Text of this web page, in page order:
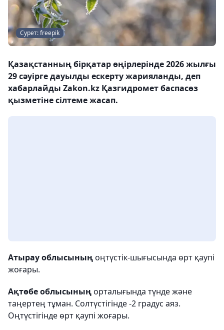
Сурет: freepik
Қазақстанның бірқатар өңірлерінде 2026 жылғы
29 сәуірге дауылды ескерту жарияланды, деп
хабарлайды Zakon.kz Қазгидромет баспасөз
қызметіне сілтеме жасап.
Атырау облысыныңоңтүстік-шығысында өрт қаупі
жоғары.
Ақтөбе облысыныңорталығында түнде және
таңертең тұман. Солтүстігінде -2 градус аяз.
Оңтүстігінде өрт қаупі жоғары.